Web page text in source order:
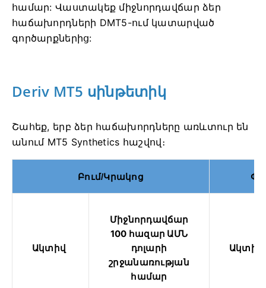
համար: Վաստակեք միջնորդավճար ձեր
հաճախորդների DMT5-ում կատարված
գործարքներից:
Deriv MT5 սինթետիկ
Շահեք, երբ ձեր հաճախորդները առևտուր են
անում MT5 Synthetics հաշվով։
Բում/Կրակոց
Ակտիվ
Միջնորդավճար
100 հազար ԱՄՆ
դոլարի
շրջանառության
համար
Ակտիվ